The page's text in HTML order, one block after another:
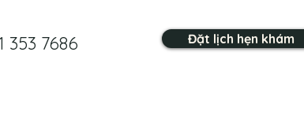
353 7686 Đặt lịch hẹn khám